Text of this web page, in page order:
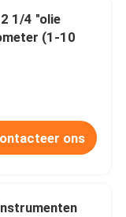
1/4 "olie
(1-10
ons